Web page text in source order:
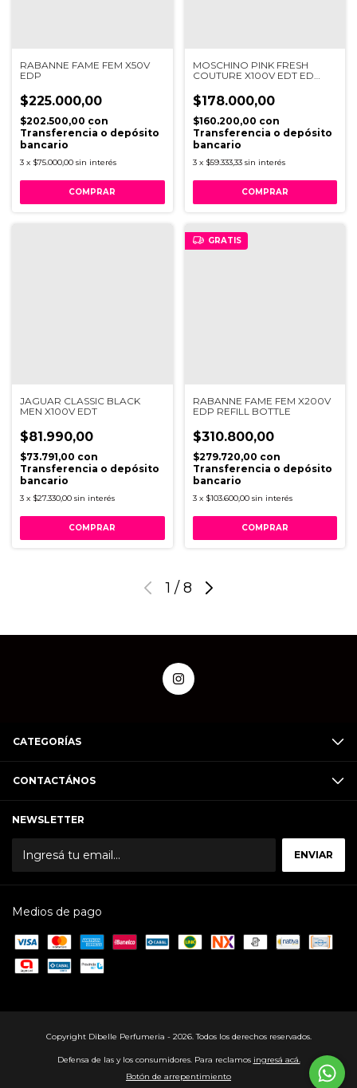
RABANNE FAME FEM X50V
EDP
$225.000,00
$202.500,00 con
Transferencia o depósito
bancario
3 x $75.000,00 sin interés
MOSCHINO PINK FRESH
COUTURE X100V EDT ED
$178.000,00
$160.200,00 con
Transferencia o depósito
bancario
3 x $59.333,33 sin interés
JAGUAR CLASSIC BLACK
MEN X100V EDT
$81.990,00
$73.791,00 con
Transferencia o depósito
bancario
3 x $27.330,00 sin interés
GRATIS
RABANNE FAME FEM X200V
EDP REFILL BOTTLE
$310.800,00
$279.720,00 con
Transferencia o depósito
bancario
3 x $103.600,00 sin interés
1 / 8
CATEGORÍAS
CONTACTÁNOS
NEWSLETTER
Medios de pago
Copyright Dibelle Perfumeria - 2026. Todos los derechos reservados.
Defensa de las y los consumidores. Para reclamos ingresá acá.
Botón de arrepentimiento